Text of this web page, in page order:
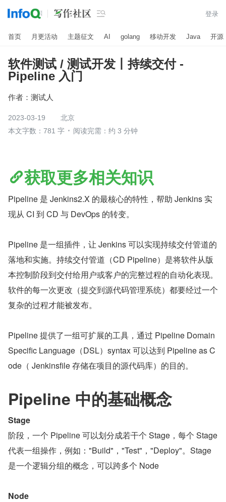
 登录
首页 月更活动 主题征文 AI golang 移动开发 Java 开源
软件测试 / 测试开发丨持续交付 -
Pipeline 入门
作者： 测试人
2023-03-19
北京
本文字数：781 字
阅读完需：约 3 分钟
获取更多相关知识
Pipeline 是 Jenkins2.X 的最核心的特性，帮助 Jenkins 实
现从 CI 到 CD 与 DevOps 的转变。
Pipeline 是一组插件，让 Jenkins 可以实现持续交付管道的
落地和实施。持续交付管道（CD Pipeline）是将软件从版
本控制阶段到交付给用户或客户的完整过程的自动化表现。
软件的每一次更改（提交到源代码管理系统）都要经过一个
复杂的过程才能被发布。
Pipeline 提供了一组可扩展的工具，通过 Pipeline Domain
Specific Language（DSL）syntax 可以达到 Pipeline as C
ode（ Jenkinsfile 存储在项目的源代码库）的目的。
Pipeline 中的基础概念
Stage
阶段，一个 Pipeline 可以划分成若干个 Stage，每个 Stage
代表一组操作，例如："Build"，"Test"，"Deploy"。Stage
是一个逻辑分组的概念，可以跨多个 Node
Node